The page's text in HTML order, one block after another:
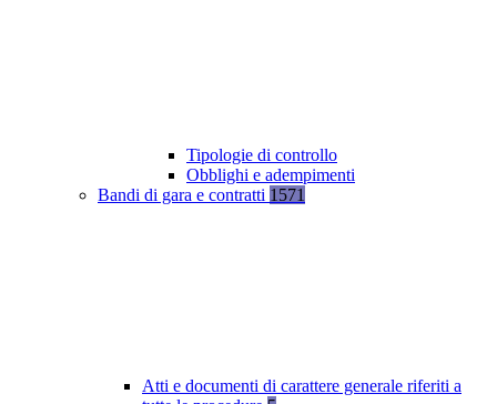
Tipologie di controllo
Obblighi e adempimenti
Bandi di gara e contratti 1571
Atti e documenti di carattere generale riferiti a